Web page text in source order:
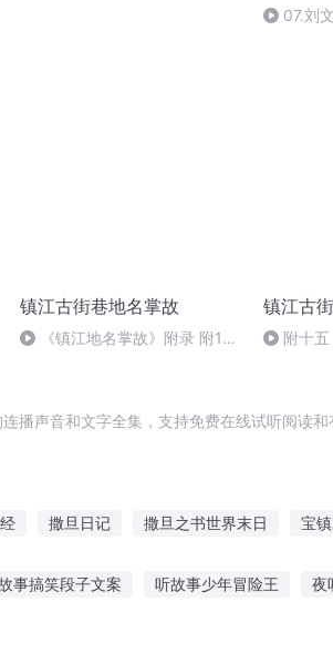
07.刘
镇江古街巷地名掌故
《镇江地名掌故》附录 附15
镇江古
附十
声音和文字全集，支持免费在线试听阅读和
撒旦日记 撒旦之书世界末日 宝
事搞笑段子文案 听故事少年冒险王 夜